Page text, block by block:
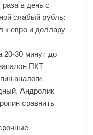
в день с
слабый рубль:
к евро и доллару
20-30 минут до
ПКТ
аналоги
. Андролик
сравнить